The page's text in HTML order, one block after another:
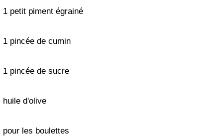
1 petit piment égrainé
1 pincée de cumin
1 pincée de sucre
huile d'olive
pour les boulettes